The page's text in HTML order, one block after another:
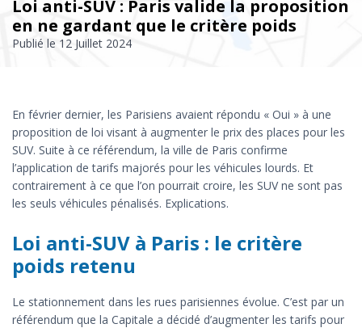
Loi anti-SUV : Paris valide la proposition
en ne gardant que le critère poids
Publié le 12 Juillet 2024
En février dernier, les Parisiens avaient répondu « Oui » à une
proposition de loi visant à augmenter le prix des places pour les
SUV. Suite à ce référendum, la ville de Paris confirme
l’application de tarifs majorés pour les véhicules lourds. Et
contrairement à ce que l’on pourrait croire, les SUV ne sont pas
les seuls véhicules pénalisés. Explications.
Loi anti-SUV à Paris : le critère
poids retenu
Le stationnement dans les rues parisiennes évolue. C’est par un
référendum que la Capitale a décidé d’augmenter les tarifs pour